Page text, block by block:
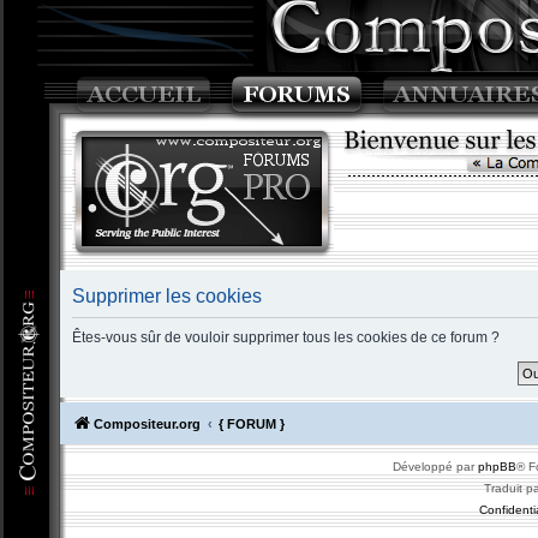
Supprimer les cookies
Êtes-vous sûr de vouloir supprimer tous les cookies de ce forum ?
Compositeur.org { FORUM }
Développé parphpBB®
Traduit